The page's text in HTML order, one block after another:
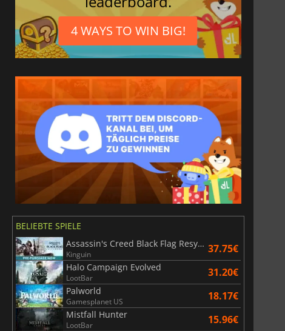
4 WAYS TO WIN BIG!
BELIEBTE SPIELE
Assassin's Creed Black Flag Resynced
Kinguin 37.75€
Halo Campaign Evolved
LootBar 31.20€
Palworld
Gamesplanet US 18.17€
Mistfall Hunter
LootBar 15.96€